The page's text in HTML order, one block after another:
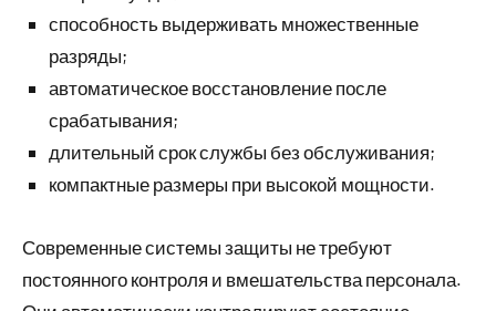
способность выдерживать множественные
разряды;
автоматическое восстановление после
срабатывания;
длительный срок службы без обслуживания;
компактные размеры при высокой мощности.
Современные системы защиты не требуют
постоянного контроля и вмешательства персонала.